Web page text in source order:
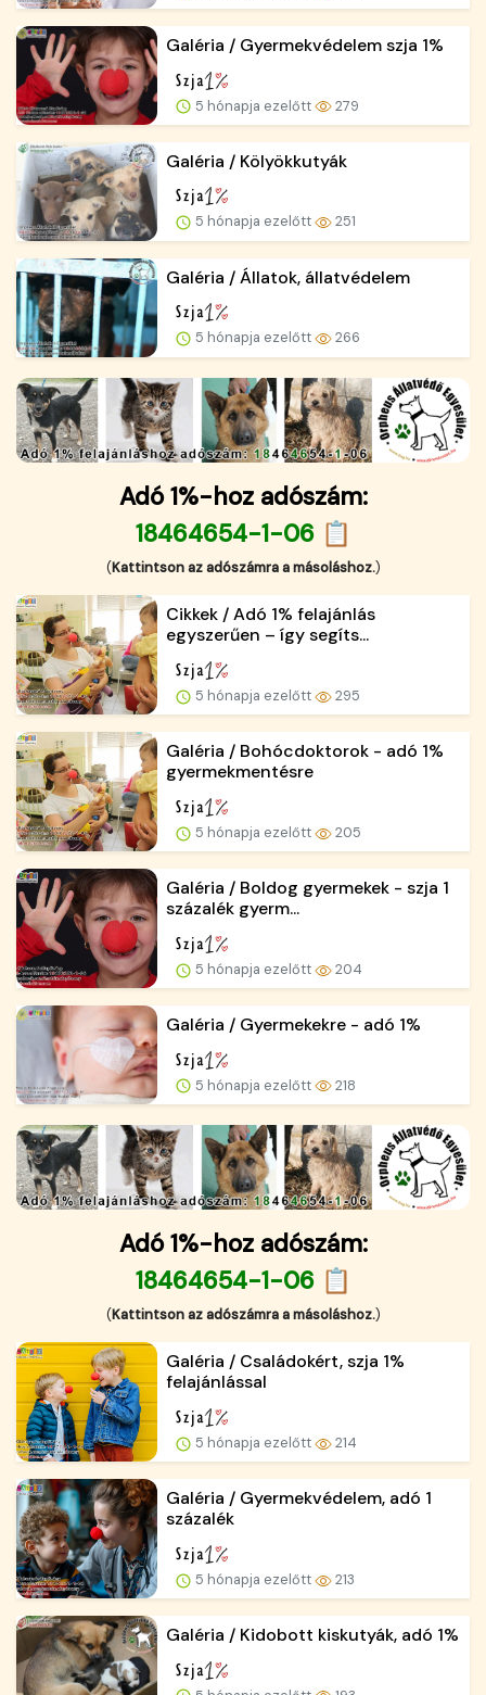
Galéria / Gyermekvédelem szja 1%
5 hónapja ezelőtt 279
Galéria / Kölyökkutyák
5 hónapja ezelőtt 251
Galéria / Állatok, állatvédelem
5 hónapja ezelőtt 266
Adó 1%-hoz adószám:
18464654-1-06 📋
(Kattintson az adószámra a másoláshoz.)
Cikkek / Adó 1% felajánlás
egyszerűen – így segíts...
5 hónapja ezelőtt 295
Galéria / Bohócdoktorok - adó 1%
gyermekmentésre
5 hónapja ezelőtt 205
Galéria / Boldog gyermekek - szja 1
százalék gyerm...
5 hónapja ezelőtt 204
Galéria / Gyermekekre - adó 1%
5 hónapja ezelőtt 218
Adó 1%-hoz adószám:
18464654-1-06 📋
(Kattintson az adószámra a másoláshoz.)
Galéria / Családokért, szja 1%
felajánlással
5 hónapja ezelőtt 214
Galéria / Gyermekvédelem, adó 1
százalék
5 hónapja ezelőtt 213
Galéria / Kidobott kiskutyák, adó 1%